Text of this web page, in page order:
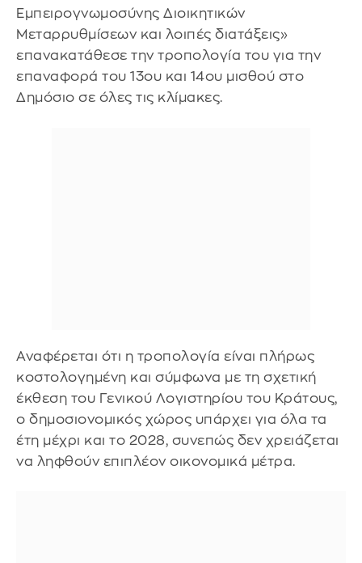
Εμπειρογνωμοσύνης Διοικητικών
Μεταρρυθμίσεων και λοιπές διατάξεις»
επανακατάθεσε την τροπολογία του για την
επαναφορά του 13ου και 14ου μισθού στο
Δημόσιο σε όλες τις κλίμακες.
Αναφέρεται ότι η τροπολογία είναι πλήρως
κοστολογημένη και σύμφωνα με τη σχετική
έκθεση του Γενικού Λογιστηρίου του Κράτους,
ο δημοσιονομικός χώρος υπάρχει για όλα τα
έτη μέχρι και το 2028, συνεπώς δεν χρειάζεται
να ληφθούν επιπλέον οικονομικά μέτρα.